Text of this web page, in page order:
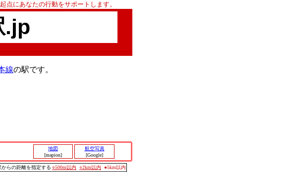
点にあなたの行動をサポートします。
.jp
線の駅です。
地図
[mapion]
航空写真
[Google]
からの距離を指定する ○500m以内 ○2km以内 ●5km以内